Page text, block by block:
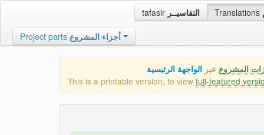
tafasir التفاسيــر Translations
Project parts أجزاء المشروع
المشروع عبر الواجهة الرئيسية
This is a printable version, to view full-featured